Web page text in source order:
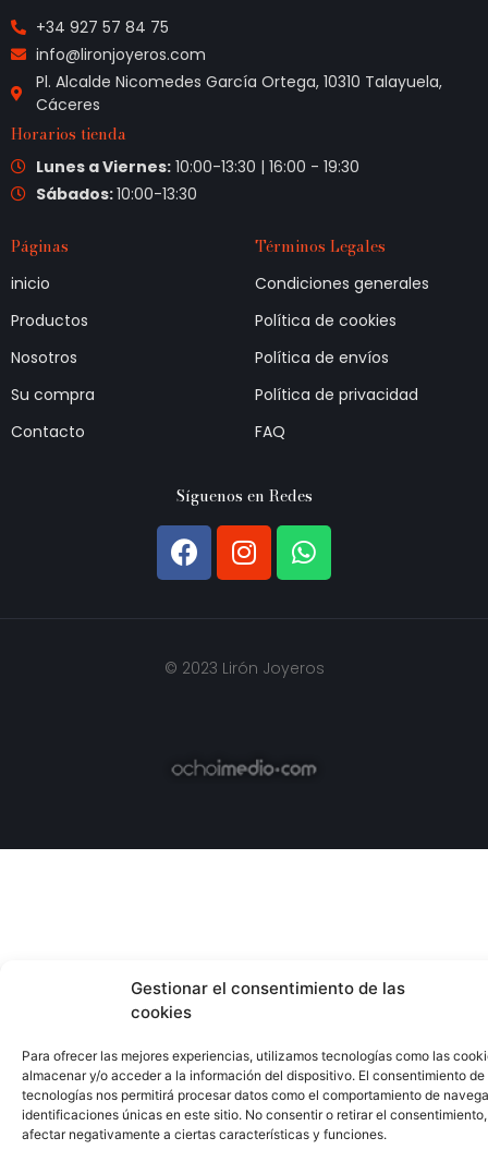
Gestionar el consentimiento de las
cookies
Para ofrecer las mejores experiencias, utilizamos tecnologías como las
almacenar y/o acceder a la información del dispositivo. El consentimiento de
tecnologías nos permitirá procesar datos como el comportamiento de
identificaciones únicas en este sitio. No consentir o retirar el
afectar negativamente a ciertas características y funciones.
+34 927 57 84 75
info@lironjoyeros.com
Pl. Alcalde Nicomedes García Ortega, 10310 Talayuela,
Cáceres
Horarios tienda
Lunes a Viernes:10:00-13:30 | 16:00 - 19:30
Sábados:10:00-13:30
Páginas
inicio
Productos
Nosotros
Su compra
Contacto
Términos Legales
Condiciones generales
Política de cookies
Política de envíos
Política de privacidad
FAQ
Síguenos en Redes
© 2023 Lirón Joyeros